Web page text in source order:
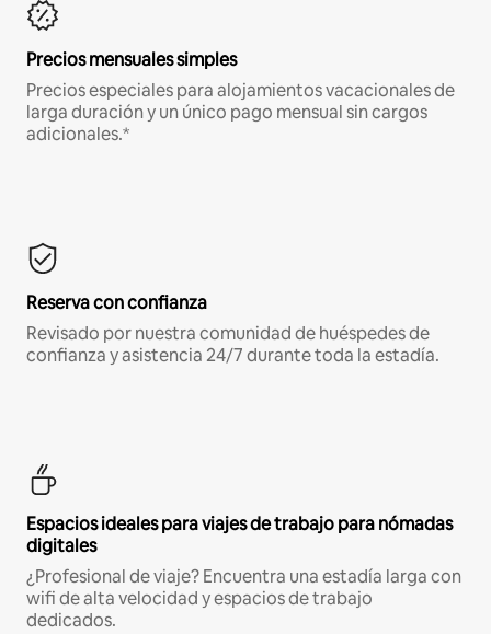
Precios mensuales simples
Precios especiales para alojamientos vacacionales de
larga duración y un único pago mensual sin cargos
adicionales.*
Reserva con confianza
Revisado por nuestra comunidad de huéspedes de
confianza y asistencia 24/7 durante toda la estadía.
Espacios ideales para viajes de trabajo para nómadas
digitales
¿Profesional de viaje? Encuentra una estadía larga con
wifi de alta velocidad y espacios de trabajo
dedicados.